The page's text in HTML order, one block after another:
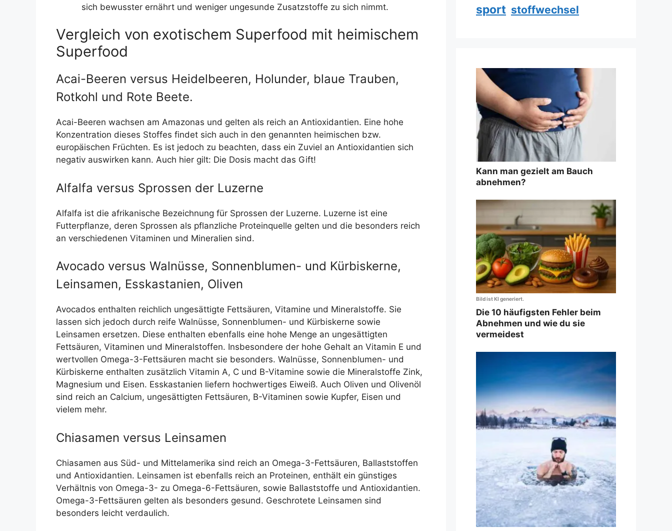
sich bewusster ernährt und weniger ungesunde Zusatzstoffe zu sich nimmt.
Vergleich von exotischem Superfood mit heimischem
Superfood
Acai-Beeren versus Heidelbeeren, Holunder, blaue Trauben,
Rotkohl und Rote Beete.
Acai-Beeren wachsen am Amazonas und gelten als reich an Antioxidantien. Eine hohe
Konzentration dieses Stoffes findet sich auch in den genannten heimischen bzw.
europäischen Früchten. Es ist jedoch zu beachten, dass ein Zuviel an Antioxidantien sich
negativ auswirken kann. Auch hier gilt: Die Dosis macht das Gift!
Alfalfa versus Sprossen der Luzerne
Alfalfa ist die afrikanische Bezeichnung für Sprossen der Luzerne. Luzerne ist eine
Futterpflanze, deren Sprossen als pflanzliche Proteinquelle gelten und die besonders reich
an verschiedenen Vitaminen und Mineralien sind.
Avocado versus Walnüsse, Sonnenblumen- und Kürbiskerne,
Leinsamen, Esskastanien, Oliven
Avocados enthalten reichlich ungesättigte Fettsäuren, Vitamine und Mineralstoffe. Sie
lassen sich jedoch durch reife Walnüsse, Sonnenblumen- und Kürbiskerne sowie
Leinsamen ersetzen. Diese enthalten ebenfalls eine hohe Menge an ungesättigten
Fettsäuren, Vitaminen und Mineralstoffen. Insbesondere der hohe Gehalt an Vitamin E und
wertvollen Omega-3-Fettsäuren macht sie besonders. Walnüsse, Sonnenblumen- und
Kürbiskerne enthalten zusätzlich Vitamin A, C und B-Vitamine sowie die Mineralstoffe Zink,
Magnesium und Eisen. Esskastanien liefern hochwertiges Eiweiß. Auch Oliven und Olivenöl
sind reich an Calcium, ungesättigten Fettsäuren, B-Vitaminen sowie Kupfer, Eisen und
vielem mehr.
Chiasamen versus Leinsamen
Chiasamen aus Süd- und Mittelamerika sind reich an Omega-3-Fettsäuren, Ballaststoffen
und Antioxidantien. Leinsamen ist ebenfalls reich an Proteinen, enthält ein günstiges
Verhältnis von Omega-3- zu Omega-6-Fettsäuren, sowie Ballaststoffe und Antioxidantien.
Omega-3-Fettsäuren gelten als besonders gesund. Geschrotete Leinsamen sind
besonders leicht verdaulich.
sport stoffwechsel
Kann man gezielt am Bauch
abnehmen?
Bild ist KI generiert.
Die 10 häufigsten Fehler beim
Abnehmen und wie du sie
vermeidest